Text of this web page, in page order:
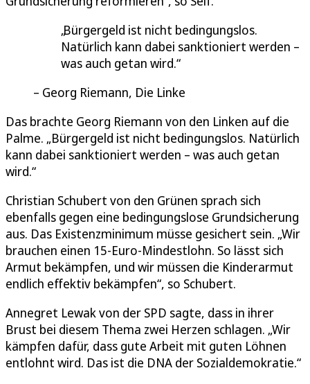
Bürgergeld ist nicht bedingungslos.
Natürlich kann dabei sanktioniert werden –
was auch getan wird.
Georg Riemann, Die Linke
Das brachte Georg Riemann von den Linken auf die
Palme. „Bürgergeld ist nicht bedingungslos. Natürlich
kann dabei sanktioniert werden – was auch getan
wird.“
Christian Schubert von den Grünen sprach sich
ebenfalls gegen eine bedingungslose Grundsicherung
aus. Das Existenzminimum müsse gesichert sein. „Wir
brauchen einen 15-Euro-Mindestlohn. So lässt sich
Armut bekämpfen, und wir müssen die Kinderarmut
endlich effektiv bekämpfen“, so Schubert.
Annegret Lewak von der SPD sagte, dass in ihrer
Brust bei diesem Thema zwei Herzen schlagen. „Wir
kämpfen dafür, dass gute Arbeit mit guten Löhnen
entlohnt wird. Das ist die DNA der Sozialdemokratie.“